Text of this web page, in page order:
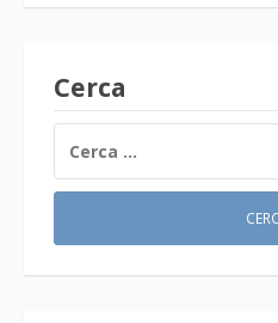
Cerca
PER: